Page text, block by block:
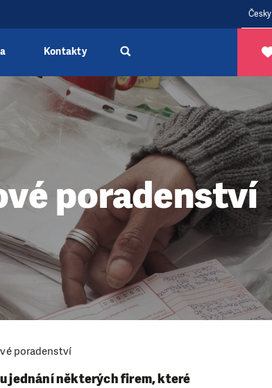
Česky
Kontakty
poradenství
poradenství
jednání některých firem, které